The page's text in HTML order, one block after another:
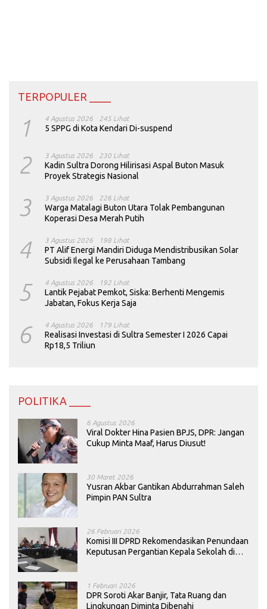
TERPOPULER ____
1 4 Agustus 2026 245 Lihat
5 SPPG di Kota Kendari Di-suspend
2 3 Agustus 2026 230 Lihat
Kadin Sultra Dorong Hilirisasi Aspal Buton Masuk
Proyek Strategis Nasional
3 3 Agustus 2026 226 Lihat
Warga Matalagi Buton Utara Tolak Pembangunan
Koperasi Desa Merah Putih
4 3 Agustus 2026 198 Lihat
PT Alif Energi Mandiri Diduga Mendistribusikan Solar
Subsidi Ilegal ke Perusahaan Tambang
5 4 Agustus 2026 192 Lihat
Lantik Pejabat Pemkot, Siska: Berhenti Mengemis
Jabatan, Fokus Kerja Saja
6 4 Agustus 2026 179 Lihat
Realisasi Investasi di Sultra Semester I 2026 Capai
Rp18,5 Triliun
POLITIKA ____
6 Agustus 2026
Viral Dokter Hina Pasien BPJS, DPR: Jangan
Cukup Minta Maaf, Harus Diusut!
30 Maret 2026
Yusran Akbar Gantikan Abdurrahman Saleh
Pimpin PAN Sultra
26 Februari 2026
Komisi III DPRD Rekomendasikan Penundaan
Keputusan Pergantian Kepala Sekolah di
1 Februari 2026
DPR Soroti Akar Banjir, Tata Ruang dan
Lingkungan Diminta Dibenahi